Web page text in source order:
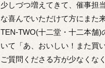
少しづつ増えてきて、催事担
な喜んでいただけて方にまた
TEN-TWO(十二堂・十二本舗
いて「あ、おいしい！また買
ご質問くださる方が少なくな